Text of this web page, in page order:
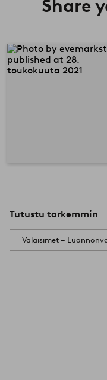
Share
Tutustu tarkemmin
Valaisimet –